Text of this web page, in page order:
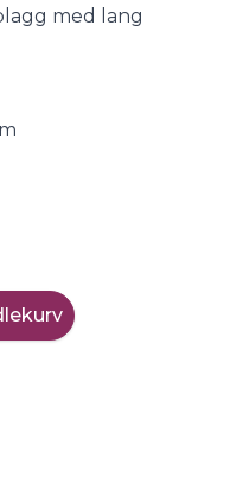
med lang